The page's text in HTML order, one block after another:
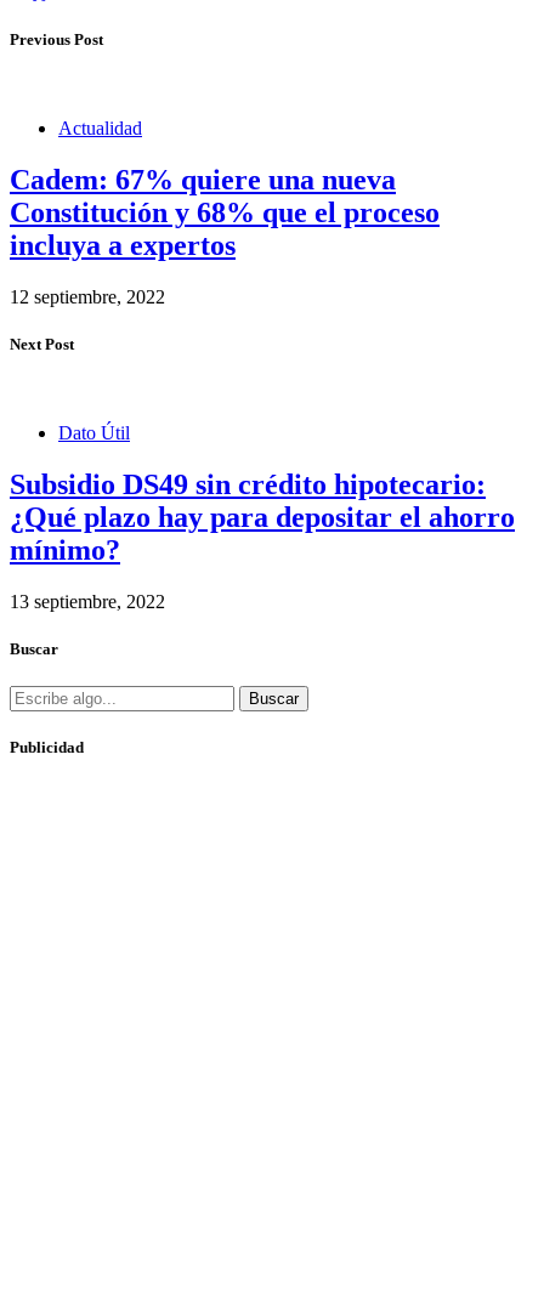
Previous Post
Actualidad
Cadem: 67% quiere una nueva
Constitución y 68% que el proceso
incluya a expertos
12 septiembre, 2022
Next Post
Dato Útil
Subsidio DS49 sin crédito hipotecario:
¿Qué plazo hay para depositar el ahorro
mínimo?
13 septiembre, 2022
Buscar
Buscar
Publicidad